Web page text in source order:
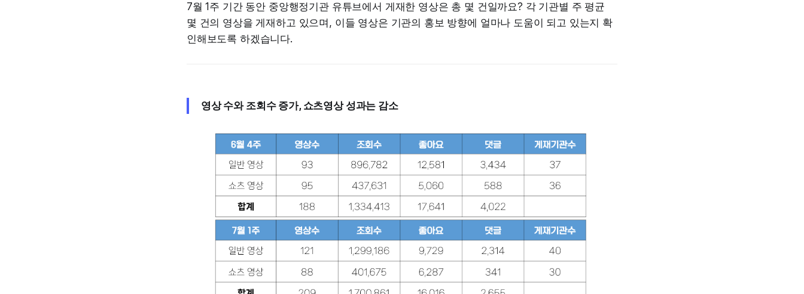
7월 1주 기간 동안 중앙행정기관 유튜브에서 게재한 영상은 총 몇 건일까요? 각 기관별 주 평균
몇 건의 영상을 게재하고 있으며, 이들 영상은 기관의 홍보 방향에 얼마나 도움이 되고 있는지 확
인해보도록 하겠습니다.
영상 수와 조회수 증가, 쇼츠영상 성과는 감소